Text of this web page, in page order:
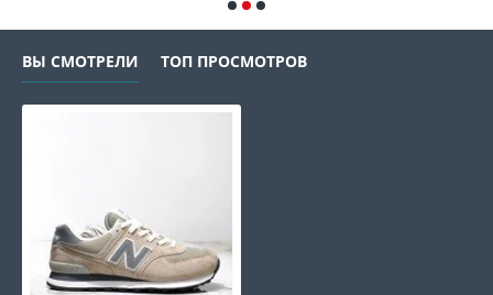
ВЫ СМОТРЕЛИ ТОП ПРОСМОТРОВ